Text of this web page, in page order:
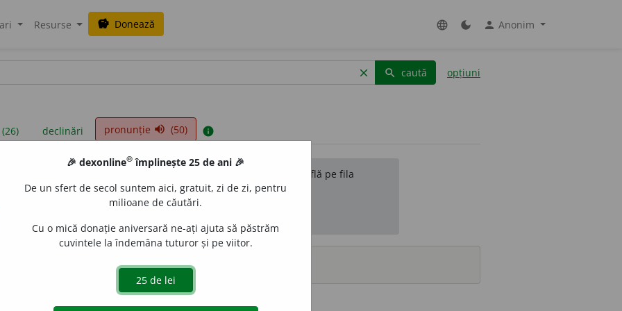
Resurse savings Donează language dark_mode person Anonim
clear search caută opțiuni
declinări pronunție volume_up (50) info
sunt compilate de echipa dexonline. Definițiile originale se află pe fila
reordona filele pe pagina depreferințe.
surse
🎉 dexonline® împlinește 25 de ani 🎉
De un sfert de secol suntem aici, gratuit, zi de zi, pentru
milioane de căutări.
Cu o mică donație aniversară ne-ați ajuta să păstrăm
cuvintele la îndemâna tuturor și pe viitor.